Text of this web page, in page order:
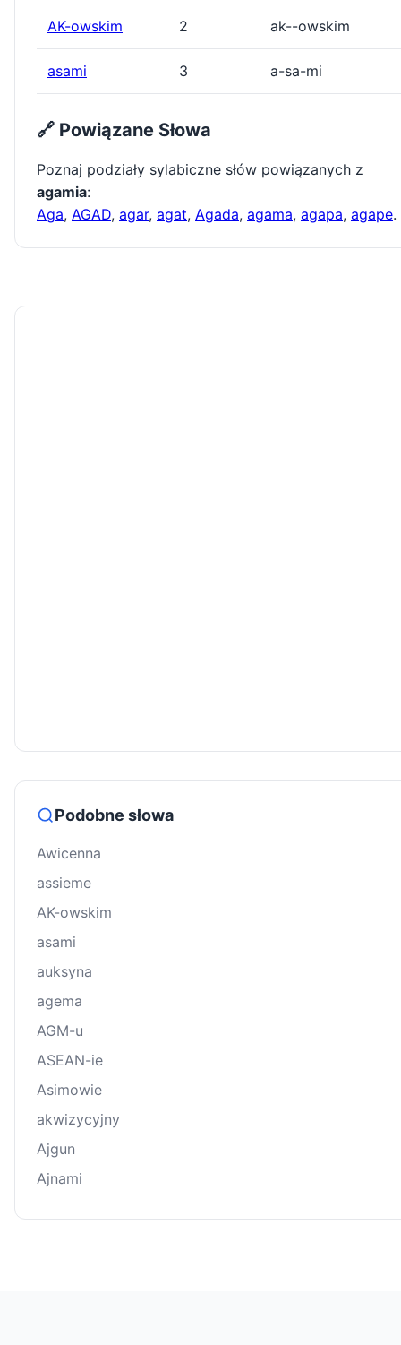
AK-owskim 2 ak--owskim
asami 3 a-sa-mi
🔗 Powiązane Słowa
Poznaj podziały sylabiczne słów powiązanych z
agamia:
Aga, AGAD, agar, agat, Agada, agama, agapa, agape.
Podobne słowa
Awicenna
assieme
AK-owskim
asami
auksyna
agema
AGM-u
ASEAN-ie
Asimowie
akwizycyjny
Ajgun
Ajnami